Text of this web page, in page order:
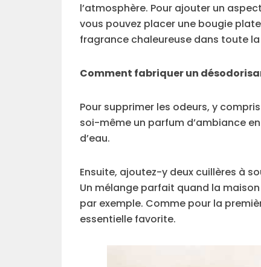
l’atmosphère. Pour ajouter un
vous pouvez placer une bougie
fragrance chaleureuse dans toute
Comment fabriquer un
Pour supprimer les odeurs, y
soi-même un parfum d’ambiance
d’eau.
Ensuite, ajoutez-y deux cuillères à
Un mélange parfait quand la
par exemple. Comme pour la
essentielle favorite.